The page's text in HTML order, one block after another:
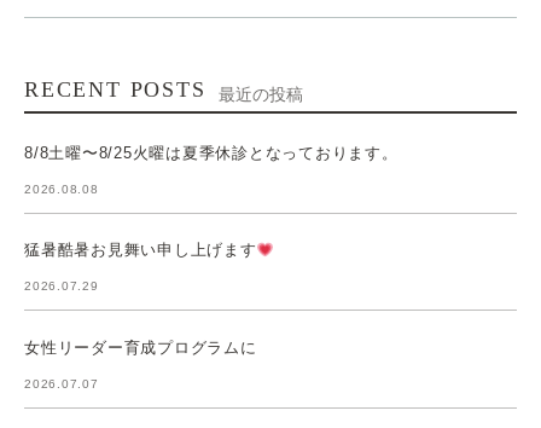
RECENT POSTS 最近の投稿
8/8土曜〜8/25火曜は夏季休診となっております。
2026.08.08
猛暑酷暑お見舞い申し上げます
2026.07.29
女性リーダー育成プログラムに
2026.07.07